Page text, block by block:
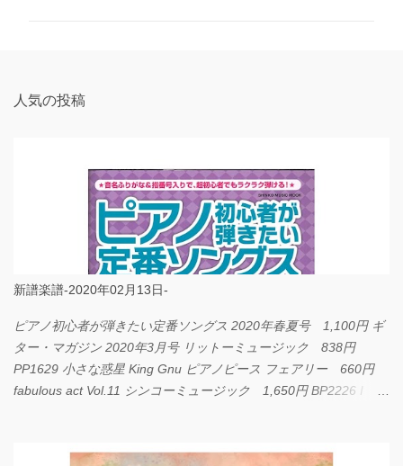
人気の投稿
新譜楽譜-2020年02月13日-
ピアノ初心者が弾きたい定番ソングス 2020年春夏号 1,100円 ギ
ター・マガジン 2020年3月号 リットーミュージック 838円
PP1629 小さな惑星 King Gnu ピアノピース フェアリー 660円
fabulous act Vol.11 シンコーミュージック 1,650円 BP2226 I